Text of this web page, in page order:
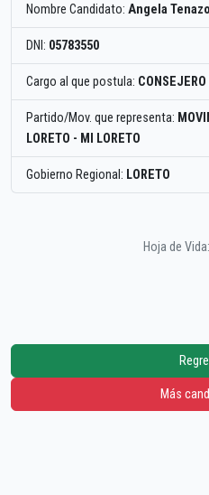
Nombre Candidato: Angela
DNI: 05783550
Cargo al que postula:
Partido/Mov. que representa:
LORETO - MI LORETO
Gobierno Regional: LORETO
Hoja de
Más